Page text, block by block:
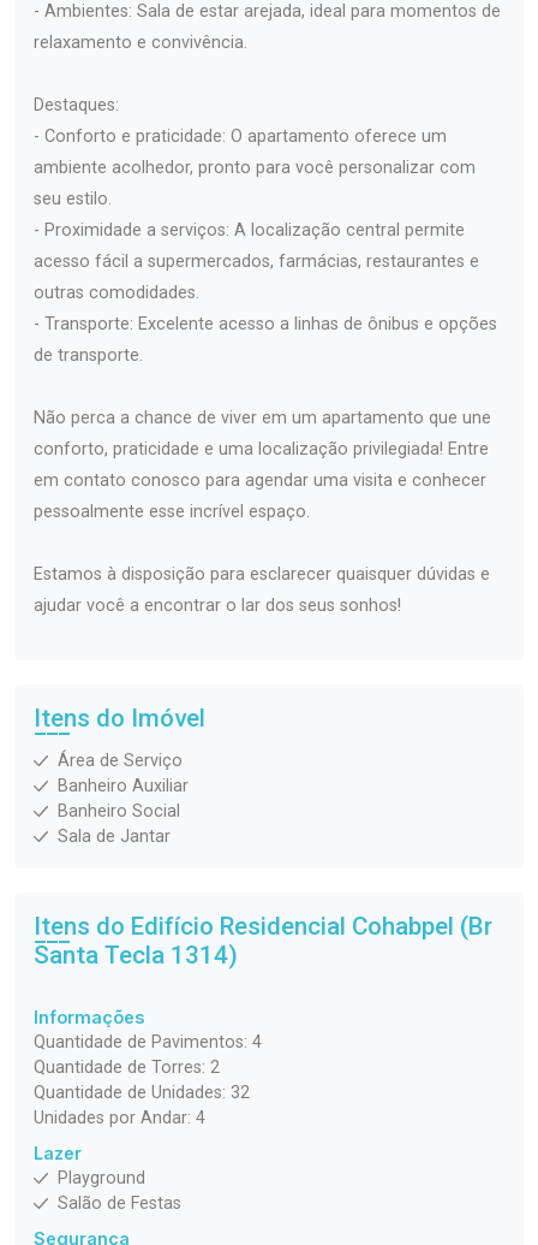
- Ambientes: Sala de estar arejada, ideal para momentos de
relaxamento e convivência.
Destaques:
- Conforto e praticidade: O apartamento oferece um
ambiente acolhedor, pronto para você personalizar com
seu estilo.
- Proximidade a serviços: A localização central permite
acesso fácil a supermercados, farmácias, restaurantes e
outras comodidades.
- Transporte: Excelente acesso a linhas de ônibus e opções
de transporte.
Não perca a chance de viver em um apartamento que une
conforto, praticidade e uma localização privilegiada! Entre
em contato conosco para agendar uma visita e conhecer
pessoalmente esse incrível espaço.
Estamos à disposição para esclarecer quaisquer dúvidas e
ajudar você a encontrar o lar dos seus sonhos!
Itens do Imóvel
Área de Serviço
Banheiro Auxiliar
Banheiro Social
Sala de Jantar
Itens do Edifício Residencial Cohabpel (Br
Santa Tecla 1314)
Informações
Quantidade de Pavimentos: 4
Quantidade de Torres: 2
Quantidade de Unidades: 32
Unidades por Andar: 4
Lazer
Playground
Salão de Festas
Segurança